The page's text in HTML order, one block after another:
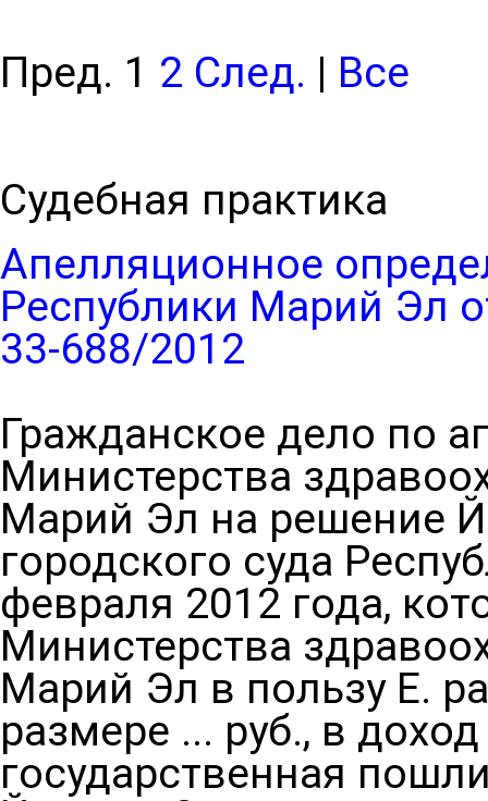
Пред. 1 2 След. | Все
Судебная практика
Апелляционное
Республики Марий Эл
33-688/2012
Гражданское дело по
Министерства
Марий Эл на решение
городского суда
февраля 2012 года,
Министерства
Марий Эл в пользу Е.
размере ... руб., в
государственная